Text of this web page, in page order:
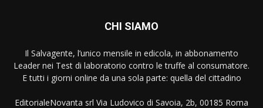
CHI SIAMO
Il Salvagente, l’unico mensile in edicola, in abbonamento
Leader nei Test di laboratorio contro le truffe al consumatore.
E tutti i giorni online da una sola parte: quella del cittadino
EditorialeNovanta srl Via Ludovico di Savoia, 2b, 00185 Roma